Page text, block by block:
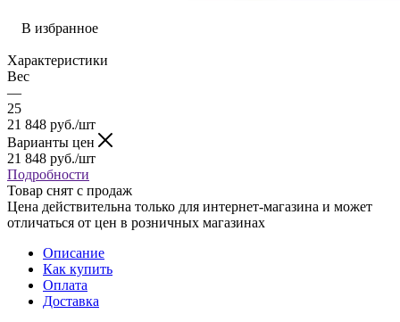
В избранное
Характеристики
Вес
—
25
21 848 руб./шт
Варианты цен
21 848 руб./шт
Подробности
Товар снят с продаж
Цена действительна только для интернет-магазина и может
отличаться от цен в розничных магазинах
Описание
Как купить
Оплата
Доставка